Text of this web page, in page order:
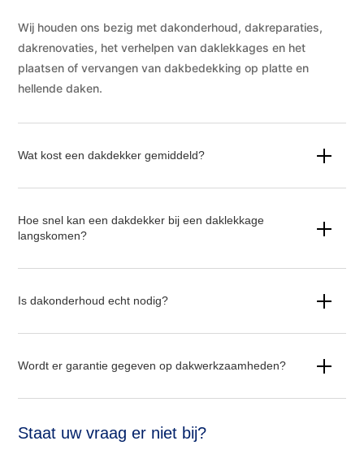
Wij houden ons bezig met dakonderhoud, dakreparaties,
dakrenovaties, het verhelpen van daklekkages en het
plaatsen of vervangen van dakbedekking op platte en
hellende daken.
Wat kost een dakdekker gemiddeld?
Hoe snel kan een dakdekker bij een daklekkage
langskomen?
Is dakonderhoud echt nodig?
Wordt er garantie gegeven op dakwerkzaamheden?
Staat uw vraag er niet bij?